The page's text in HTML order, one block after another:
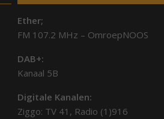
Ether;
FM 107.2 MHz – OmroepNOOS
DAB+:
Kanaal 5B
Digitale Kanalen:
Ziggo: TV 41, Radio (1)916